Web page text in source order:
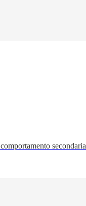
secondaria